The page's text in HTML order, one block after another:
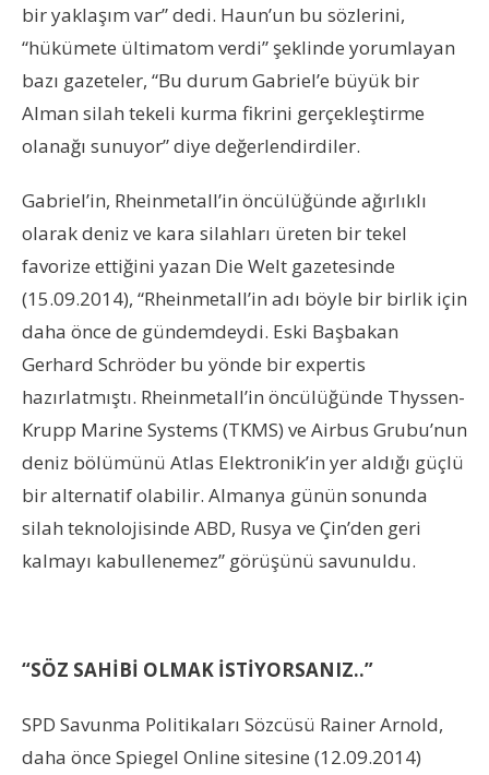
bir yaklaşım var” dedi. Haun’un bu sözlerini,
“hükümete ültimatom verdi” şeklinde yorumlayan
bazı gazeteler, “Bu durum Gabriel’e büyük bir
Alman silah tekeli kurma fikrini gerçekleştirme
olanağı sunuyor” diye değerlendirdiler.
Gabriel’in, Rheinmetall’in öncülüğünde ağırlıklı
olarak deniz ve kara silahları üreten bir tekel
favorize ettiğini yazan Die Welt gazetesinde
(15.09.2014), “Rheinmetall’in adı böyle bir birlik için
daha önce de gündemdeydi. Eski Başbakan
Gerhard Schröder bu yönde bir expertis
hazırlatmıştı. Rheinmetall’in öncülüğünde Thyssen-
Krupp Marine Systems (TKMS) ve Airbus Grubu’nun
deniz bölümünü Atlas Elektronik’in yer aldığı güçlü
bir alternatif olabilir. Almanya günün sonunda
silah teknolojisinde ABD, Rusya ve Çin’den geri
kalmayı kabullenemez” görüşünü savunuldu.
“SÖZ SAHİBİ OLMAK İSTİYORSANIZ..”
SPD Savunma Politikaları Sözcüsü Rainer Arnold,
daha önce Spiegel Online sitesine (12.09.2014)